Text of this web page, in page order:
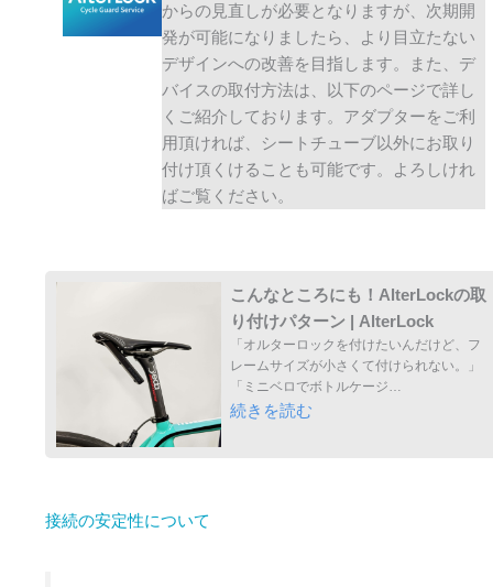
からの見直しが必要となりますが、次期開
発が可能になりましたら、より目立たない
デザインへの改善を目指します。また、デ
バイスの取付方法は、以下のページで詳し
くご紹介しております。アダプターをご利
用頂ければ、シートチューブ以外にお取り
付け頂くけることも可能です。よろしけれ
ばご覧ください。
こんなところにも！AlterLockの取
り付けパターン | AlterLock
「オルターロックを付けたいんだけど、フ
レームサイズが小さくて付けられない。」
「ミニベロでボトルケージ…
続きを読む
接続の安定性について